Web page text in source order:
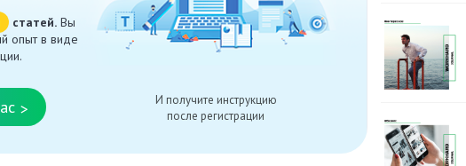
статей.Вы
опыт в виде
>
И получите инструкцию
после регистрации